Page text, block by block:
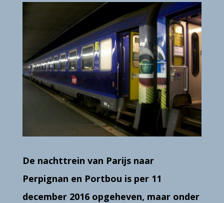
De nachttrein van Parijs naar
Perpignan en Portbou is per 11
december 2016 opgeheven, maar onder